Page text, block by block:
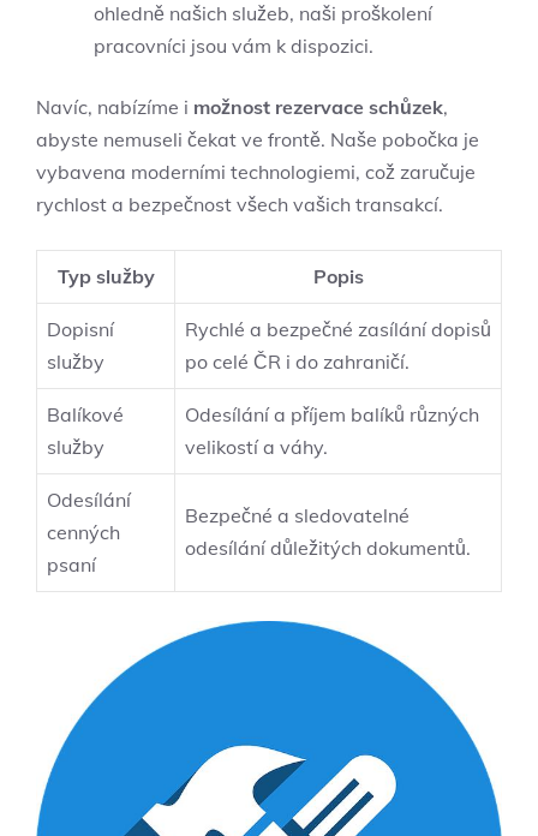
ohledně našich služeb, naši proškolení
pracovníci jsou vám k dispozici.
Navíc, nabízíme i možnost rezervace schůzek,
abyste nemuseli čekat ve frontě. Naše pobočka je
vybavena moderními technologiemi, což zaručuje
rychlost a bezpečnost všech vašich transakcí.
Typ služby Popis
Dopisní
služby
Rychlé a bezpečné zasílání dopisů
po celé ČR i do zahraničí.
Balíkové
služby
Odesílání a příjem balíků různých
velikostí a váhy.
Odesílání
cenných
psaní
Bezpečné a sledovatelné
odesílání důležitých dokumentů.